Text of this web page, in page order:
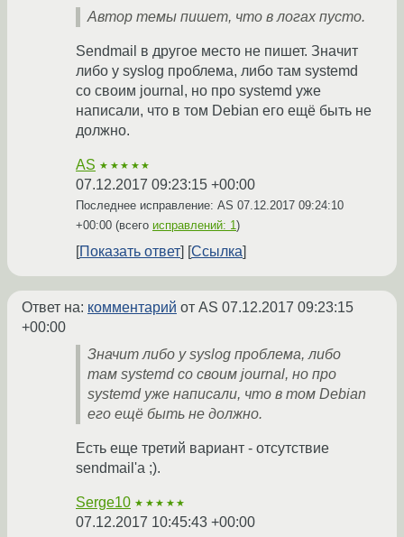
Автор темы пишет, что в логах пусто.
Sendmail в другое место не пишет. Значит
либо у syslog проблема, либо там systemd
со своим journal, но про systemd уже
написали, что в том Debian его ещё быть не
должно.
AS ★★★★★
07.12.2017 09:23:15 +00:00
Последнее исправление: AS 07.12.2017 09:24:10
+00:00 (всего исправлений: 1)
Показать ответ Ссылка
Ответ на: комментарий от AS 07.12.2017 09:23:15
+00:00
Значит либо у syslog проблема, либо
там systemd со своим journal, но про
systemd уже написали, что в том Debian
его ещё быть не должно.
Есть еще третий вариант - отсутствие
sendmail'a ;).
Serge10 ★★★★★
07.12.2017 10:45:43 +00:00